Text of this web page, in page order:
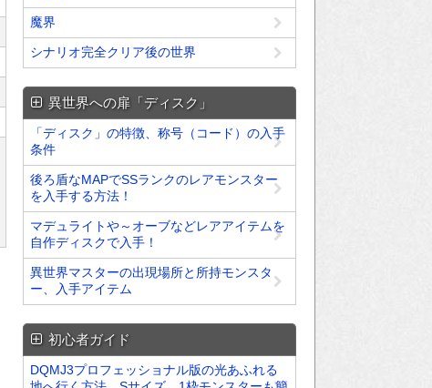
魔界
シナリオ完全クリア後の世界
異世界への扉「ディスク」
「ディスク」の特徴、称号（コード）の入手
条件
後ろ盾なMAPでSSランクのレアモンスター
を入手する方法！
マデュライトや～オーブなどレアアイテムを
自作ディスクで入手！
異世界マスターの出現場所と所持モンスタ
ー、入手アイテム
初心者ガイド
DQMJ3プロフェッショナル版の光あふれる